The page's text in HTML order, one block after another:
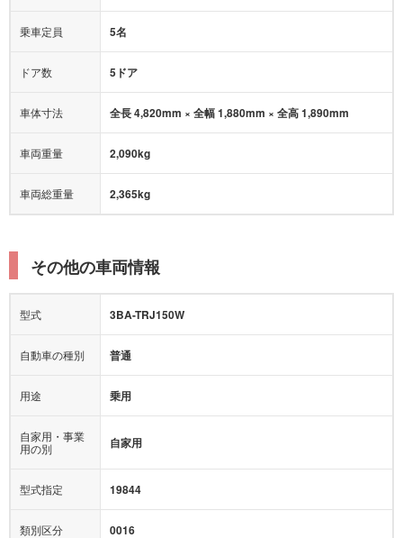
乗車定員 5名
ドア数 5ドア
車体寸法 全長 4,820mm × 全幅 1,880mm × 全高 1,890mm
車両重量 2,090kg
車両総重量 2,365kg
その他の車両情報
型式 3BA-TRJ150W
自動車の種別 普通
用途 乗用
自家用・事業
用の別
自家用
型式指定 19844
類別区分 0016